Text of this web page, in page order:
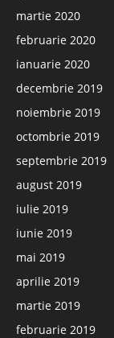
martie 2020
februarie 2020
ianuarie 2020
decembrie 2019
noiembrie 2019
octombrie 2019
septembrie 2019
august 2019
iulie 2019
iunie 2019
mai 2019
aprilie 2019
martie 2019
februarie 2019